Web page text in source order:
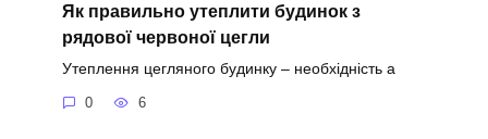
Як правильно утеплити будинок з
рядової червоної цегли
Утеплення цегляного будинку – необхідність а
0 6